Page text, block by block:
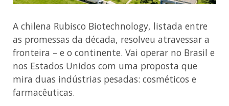
A chilena Rubisco Biotechnology, listada entre
as promessas da década, resolveu atravessar a
fronteira – e o continente. Vai operar no Brasil e
nos Estados Unidos com uma proposta que
mira duas indústrias pesadas: cosméticos e
farmacêuticas.